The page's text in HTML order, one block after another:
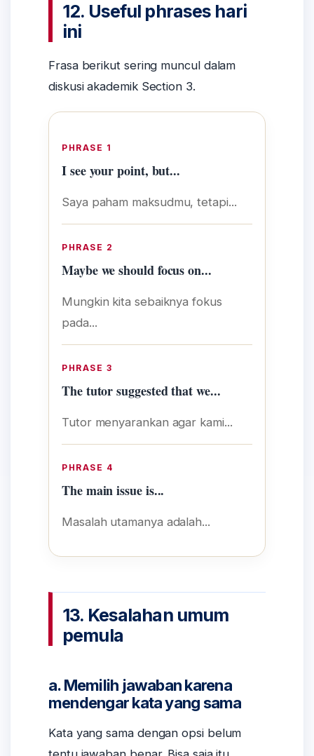
12. Useful phrases hari
ini
Frasa berikut sering muncul dalam
diskusi akademik Section 3.
PHRASE 1
I see your point, but...
Saya paham maksudmu, tetapi...
PHRASE 2
Maybe we should focus on...
Mungkin kita sebaiknya fokus
pada...
PHRASE 3
The tutor suggested that we...
Tutor menyarankan agar kami...
PHRASE 4
The main issue is...
Masalah utamanya adalah...
13. Kesalahan umum
pemula
a. Memilih jawaban karena
mendengar kata yang sama
Kata yang sama dengan opsi belum